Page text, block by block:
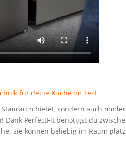
für dei­ne Küche im Test
bie­tet, son­dern auch
Per­fect­Fit benö­tigst du
Sie kön­nen belie­big im Raum